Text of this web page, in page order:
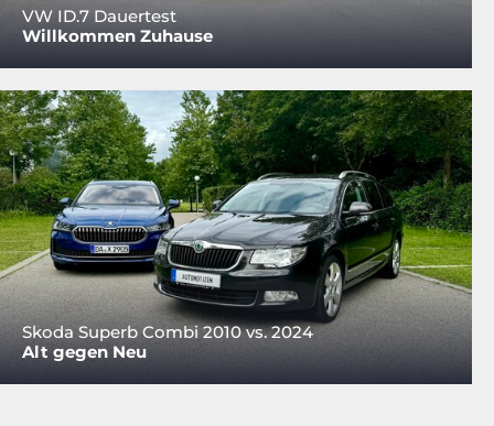
VW ID.7 Dauertest
Willkommen Zuhause
Skoda Superb Combi 2010 vs. 2024
Alt gegen Neu